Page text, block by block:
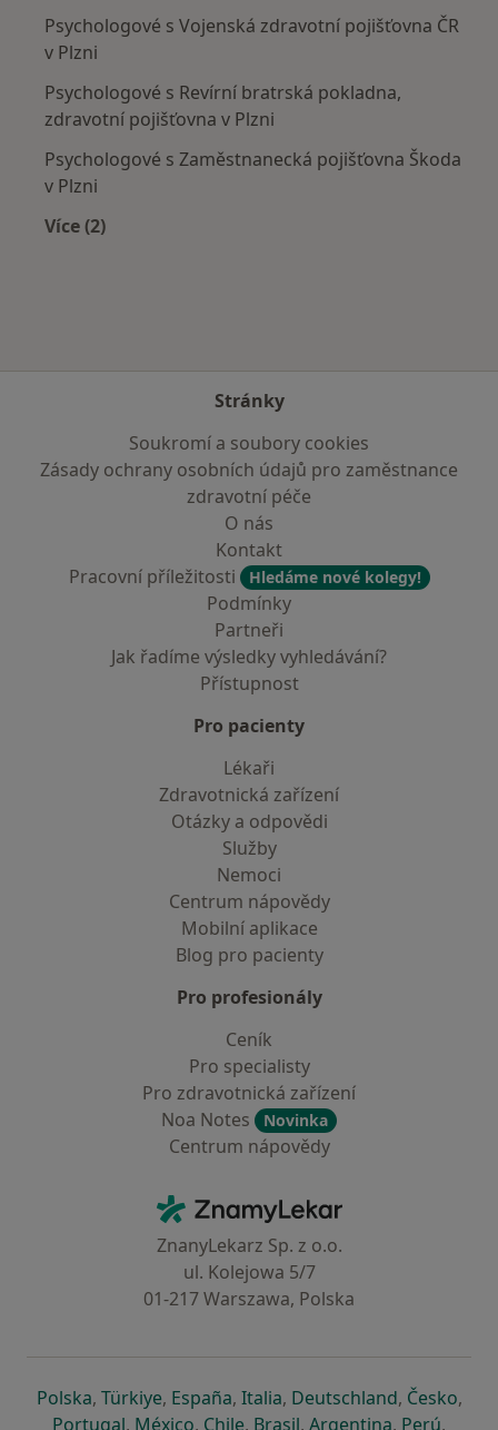
Psychologové s Vojenská zdravotní pojišťovna ČR
v Plzni
Psychologové s Revírní bratrská pokladna,
zdravotní pojišťovna v Plzni
Psychologové s Zaměstnanecká pojišťovna Škoda
v Plzni
Více (2)
Stránky
Soukromí a soubory cookies
Zásady ochrany osobních údajů pro zaměstnance
zdravotní péče
O nás
Kontakt
Pracovní příležitosti
Hledáme nové kolegy!
Podmínky
Partneři
Jak řadíme výsledky vyhledávání?
Přístupnost
Pro pacienty
Lékaři
Zdravotnická zařízení
Otázky a odpovědi
Služby
Nemoci
Centrum nápovědy
Mobilní aplikace
Blog pro pacienty
Pro profesionály
Ceník
Pro specialisty
Pro zdravotnická zařízení
Noa Notes
Novinka
Centrum nápovědy
ZnamyLekar - Hlavní stránka
ZnanyLekarz Sp. z o.o.
ul. Kolejowa 5/7
01-217 Warszawa, Polska
Polskase otevře v nové záložce
, Türkiyese otevře v nové záložce
, Españase otevře v nové záložce
, Italiase otevře v nové záložce
, Deutschlandse otevře v
, Českose
,
Portugalse otevře v nové záložce
, Méxicose otevře v nové záložce
, Chilese otevře v nové záložce
, Brasilse otevře v nové
, Argentinase otevře v
, Perúse
,